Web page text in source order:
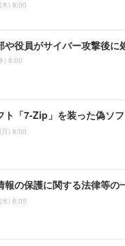
) 8:00
や役員がサイバー攻撃後
) 8:00
ト「7-Zip」を装った偽ソ
) 8:00
報の保護に関する法律等
) 8:05